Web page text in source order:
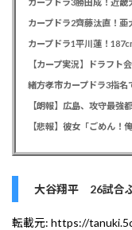
カープドラ2齊藤汰直！亜
【カープ実況】ドラフト
【朗報】広島、攻守最強
大谷翔平 26試合
転載元: https://